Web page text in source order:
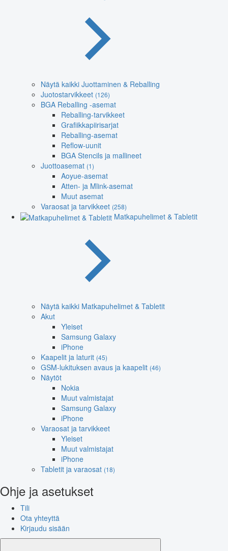
Näytä kaikki Juottaminen & Reballing
Juotostarvikkeet (126)
BGA Reballing -asemat
Reballing-tarvikkeet
Grafiikkapiirisarjat
Reballing-asemat
Reflow-uunit
BGA Stencils ja mallineet
Juottoasemat (1)
Aoyue-asemat
Atten- ja Mlink-asemat
Muut asemat
Varaosat ja tarvikkeet (258)
Matkapuhelimet & Tabletit
Näytä kaikki Matkapuhelimet & Tabletit
Akut
Yleiset
Samsung Galaxy
iPhone
Kaapelit ja laturit (45)
GSM-lukituksen avaus ja kaapelit (46)
Näytöt
Nokia
Muut valmistajat
Samsung Galaxy
iPhone
Varaosat ja tarvikkeet
Yleiset
Muut valmistajat
iPhone
Tabletit ja varaosat (18)
Ohje ja asetukset
Tili
Ota yhteyttä
Kirjaudu sisään